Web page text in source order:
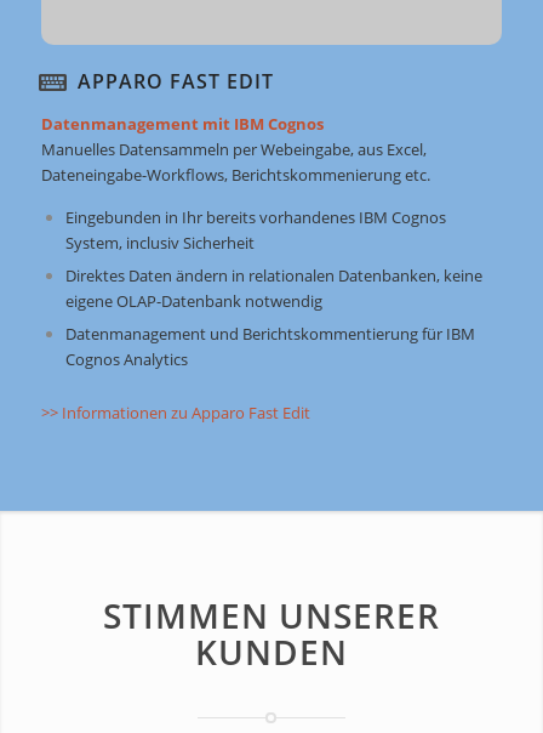
APPARO FAST EDIT
Datenmanagement mit IBM Cognos
Manuelles Datensammeln per Webeingabe, aus Excel,
Dateneingabe-Workflows, Berichtskommenierung etc.
Eingebunden in Ihr bereits vorhandenes IBM Cognos
System, inclusiv Sicherheit
Direktes Daten ändern in relationalen Datenbanken, keine
eigene OLAP-Datenbank notwendig
Datenmanagement und Berichtskommentierung für IBM
Cognos Analytics
>> Informationen zu Apparo Fast Edit
STIMMEN UNSERER
KUNDEN